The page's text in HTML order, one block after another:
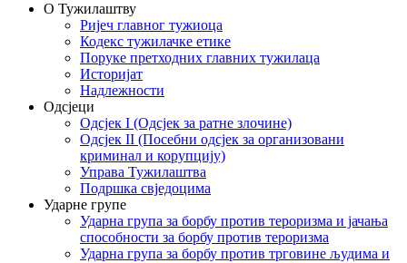
О Тужилаштву
Ријеч главног тужиоца
Кодекс тужилачке етике
Поруке претходних главних тужилаца
Историјат
Надлежности
Одсјеци
Одсјек I (Одсјек за ратне злочине)
Одсјек II (Посебни одсјек за организовани
криминал и корупцију)
Управа Тужилаштва
Подршка свједоцима
Ударне групе
Ударна група за борбу против тероризма и јачања
способности за борбу против тероризма
Ударна група за борбу против трговине људима и